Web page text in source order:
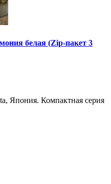
белая (Zip-пакет 3
Япония. Компактная серия